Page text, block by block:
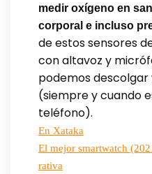
medir oxígeno en
corporal e incluso
de estos sensores
con altavoz y
podemos
(siempre y cuando
teléfono).
En Xataka
El mejor smartwatch
rativa